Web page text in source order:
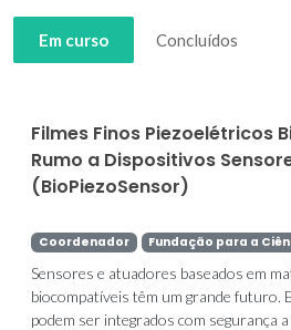
Em curso Concluídos
Filmes Finos Piezoelétricos
Rumo a Dispositivos
(BioPiezoSensor)
Coordenador Fundação para a
Sensores e atuadores baseados em
biocompatíveis têm um grande futuro.
podem ser integrados com segurança